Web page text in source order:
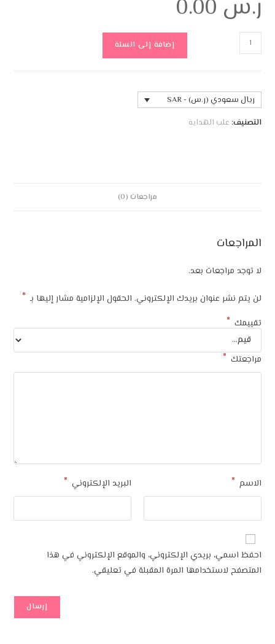
ر.س
إضافة إلى السلة
ريال سعودي (ر.س) - SAR
التصنيف: علب الهداية
مراجعات (0)
المراجعات
لا توجد مراجعات بعد.
لن يتم نشر عنوان بريدك الإلكتروني. الحقول الإلزامية مشار إليها بـ *
تقييمك *
مراجعتك *
الاسم * البريد الإلكتروني *
احفظ اسمي، بريدي الإلكتروني، والموقع الإلكتروني في هذا
المتصفح لاستخدامها المرة المقبلة في تعليقي.